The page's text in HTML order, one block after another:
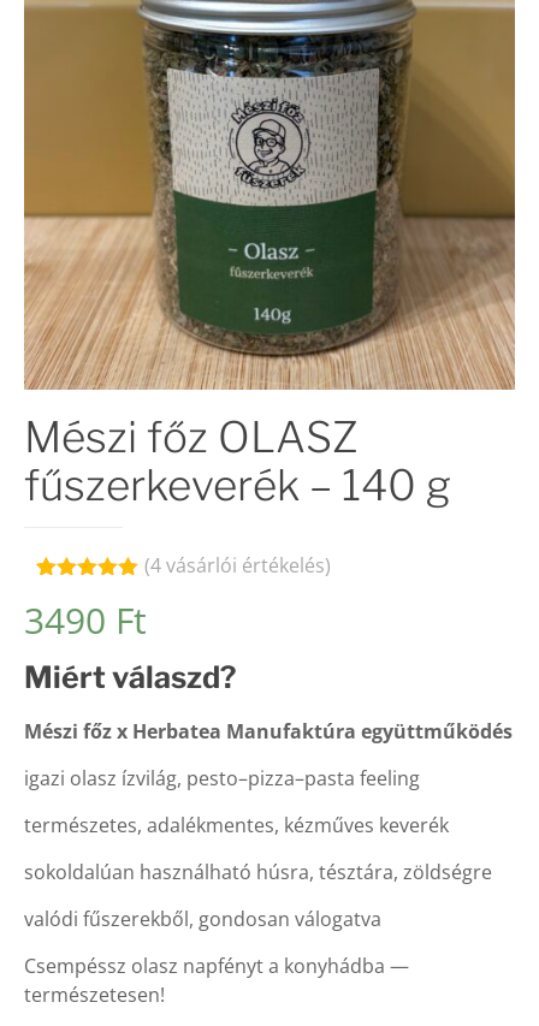
Mészi főz OLASZ
fűszerkeverék – 140 g
5.00az 5-
ből,
alapján
(4vásárlói értékelés)
3490 Ft
Miért válaszd?
Mészi főz x Herbatea Manufaktúra együttműködés
igazi olasz ízvilág, pesto–pizza–pasta feeling
természetes, adalékmentes, kézműves keverék
sokoldalúan használható húsra, tésztára, zöldségre
valódi fűszerekből, gondosan válogatva
Csempéssz olasz napfényt a konyhádba —
természetesen!